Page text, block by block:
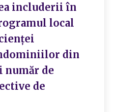
includerii în
local
din
număr de
de